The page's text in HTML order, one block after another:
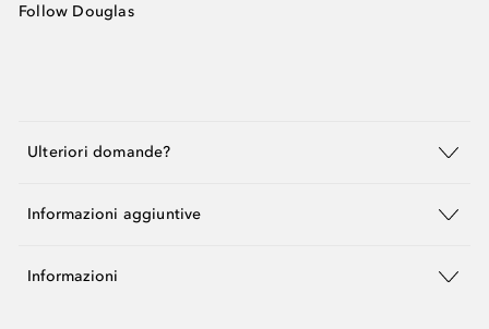
Follow Douglas
Ulteriori domande?
Informazioni aggiuntive
Informazioni